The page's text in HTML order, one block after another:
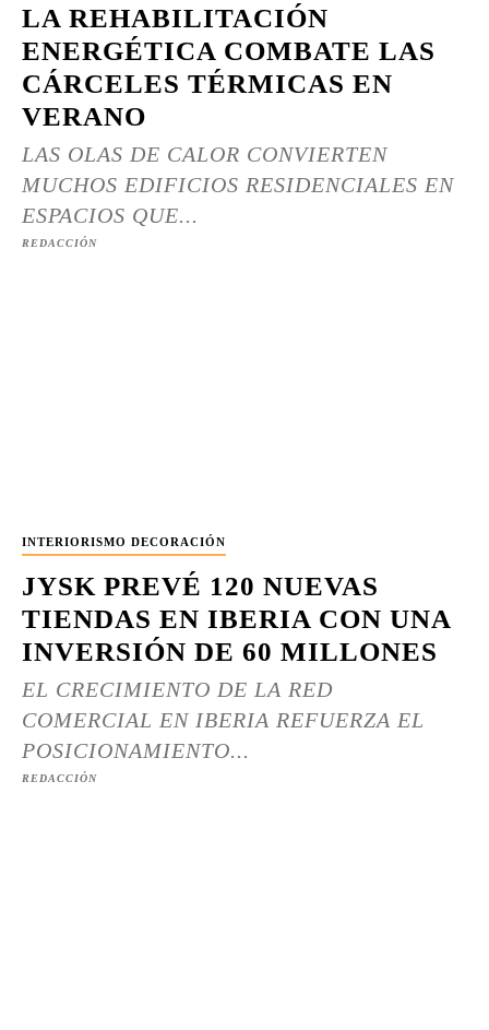
LA REHABILITACIÓN
ENERGÉTICA COMBATE LAS
CÁRCELES TÉRMICAS EN
VERANO
LAS OLAS DE CALOR CONVIERTEN
MUCHOS EDIFICIOS RESIDENCIALES EN
ESPACIOS QUE...
REDACCIÓN
INTERIORISMO DECORACIÓN
JYSK PREVÉ 120 NUEVAS
TIENDAS EN IBERIA CON UNA
INVERSIÓN DE 60 MILLONES
EL CRECIMIENTO DE LA RED
COMERCIAL EN IBERIA REFUERZA EL
POSICIONAMIENTO...
REDACCIÓN